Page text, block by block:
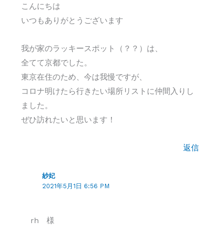
こんにちは
いつもありがとうございます
我が家のラッキースポット（？？）は、
全てて京都でした。
東京在住のため、今は我慢ですが、
コロナ明けたら行きたい場所リストに仲間入りし
ました。
ぜひ訪れたいと思います！
返信
紗妃
2021年5月1日 6:56 PM
rh 様